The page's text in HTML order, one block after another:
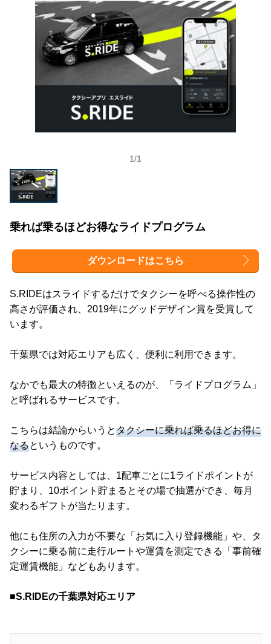
1/1
乗れば乗るほどお得なライドプログラム
ダウンロードはこちら
S.RIDEはスライドするだけでタクシーを呼べる操作性の
高さが評価され、2019年にグッドデザイン賞を受賞して
います。
千葉県では対応エリアも広く、便利に利用できます。
なかでも最大の特徴といえるのが、「ライドプログラム」
と呼ばれるサービスです。
こちらは結論からいうとタクシーに乗れば乗るほどお得に
なるというものです。
サービス内容としては、1配車ごとに1ライドポイントが
貯まり、10ポイント貯まるとその場で抽選ができ、毎月
変わるギフトが当たります。
他にも住所の入力が不要な「お気に入り登録機能」や、タ
クシーに乗る前に走行ルートや運賃を測定できる「事前確
定運賃機能」などもあります。
■S.RIDEの千葉県対応エリア